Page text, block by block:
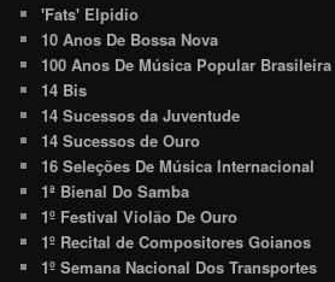
'Fats' Elpidio
10 Anos De Bossa Nova
100 Anos De Música Popular Brasileira
14 Bis
14 Sucessos da Juventude
14 Sucessos de Ouro
16 Seleções De Música Internacional
1ª Bienal Do Samba
1º Festival Violão De Ouro
1º Recital de Compositores Goianos
1º Semana Nacional Dos Transportes